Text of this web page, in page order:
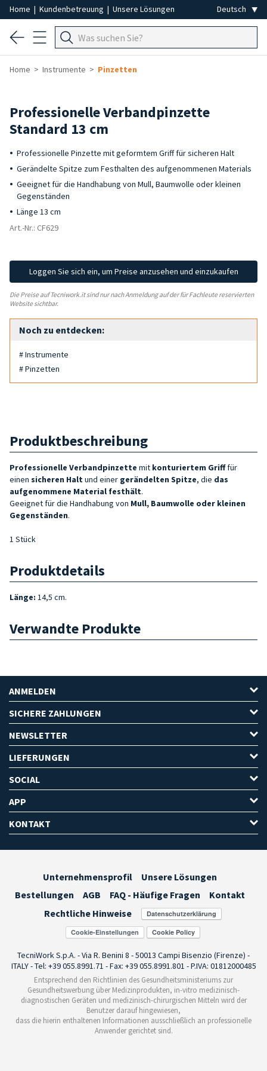
Home | Kundenbetreuung | Unsere Lösungen
Home Instrumente Pinzetten
Professionelle Verbandpinzette
Standard 13 cm
Professionelle Pinzette mit geformtem Griff für sicheren Halt
Gerändelte Spitze zum Festhalten des aufgenommenen Materials
Geeignet für die Handhabung von Mull, Baumwolle oder kleinen
Gegenständen
Länge 13 cm
Art.-Nr.: CF629
Loggen Sie sich ein, um Preise anzusehen und einzukaufen
Die Preise auf Tecniwork.it sind nur nach Anmeldung auf der für Fachleute reservierten
Website sichtbar.
Noch zu entdecken:
# Instrumente
# Pinzetten
Produktbeschreibung
Professionelle Verbandpinzette mit konturiertem Grifffür
einen sicheren Halt und einer gerändelten Spitze, die das
aufgenommene Material festhält.
Geeignet für die Handhabung von Mull, Baumwolle oder kleinen
Gegenständen.
1 Stück
Produktdetails
Länge: 14,5 cm.
Verwandte Produkte
ANMELDEN
SICHERE ZAHLUNGEN
NEWSLETTER
LIEFERUNGEN
SOCIAL
APP
KONTAKT
Unternehmensprofil
Unsere Lösungen
Bestellungen
AGB FAQ - Häufige Fragen
Kontakt
Rechtliche Hinweise
Cookie-Einstellungen
TecniWork S.p.A. - Via R. Benini 8 - 50013 Campi Bisenzio (Firenze) -
ITALY - Tel: +39 055.8991.71 - Fax: +39 055.8991.801 - P.IVA: 01812000485
Entsprechend den Richtlinien des Gesundheitsministeriums zur
Gesundheitswerbung über Medizinprodukten, in-vitro medizinisch-
diagnostischen Geräten und medizinisch-chirurgischen Mitteln wird der
Benutzer darauf hingewiesen,
dass die hierin enthaltenen Informationen ausschließlich an professionelle
Anwender gerichtet sind.